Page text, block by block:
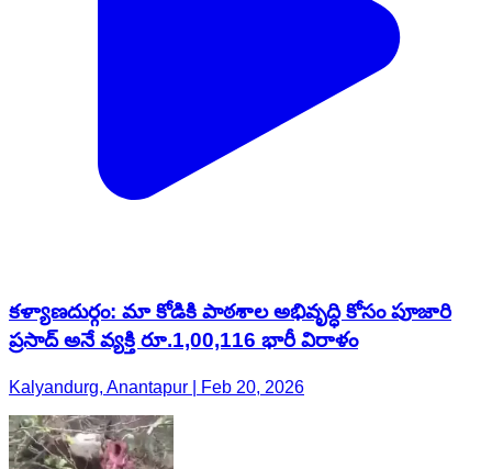
కళ్యాణదుర్గం: మా కోడికి పాఠశాల అభివృద్ధి కోసం పూజారి
ప్రసాద్ అనే వ్యక్తి రూ.1,00,116 భారీ విరాళం
Kalyandurg, Anantapur | Feb 20, 2026